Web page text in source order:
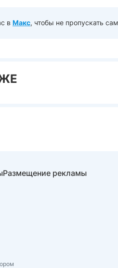
в Макс, чтобы не пропускать
Размещение рекламы